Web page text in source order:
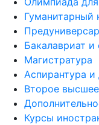
Гуманитарный
Бакалавриат и
Магистратура
Аспирантура и
Второе высшее
Курсы